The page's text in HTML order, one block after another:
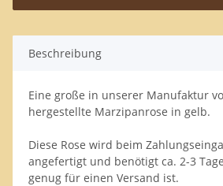
Beschreibung
Eine große in unserer Manufaktur
hergestellte Marzipanrose in gelb.
Diese Rose wird beim
angefertigt und benötigt ca. 2-3
genug für einen Versand ist.